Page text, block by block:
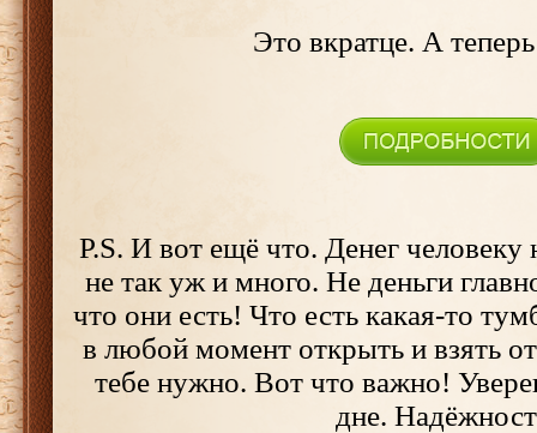
Это вкратце. А
P.S. И вот ещё что. Денег человеку
не так уж и много. Не деньги
что они есть! Что есть какая-то
в любой момент открыть и взять
тебе нужно. Вот что важно!
дне.